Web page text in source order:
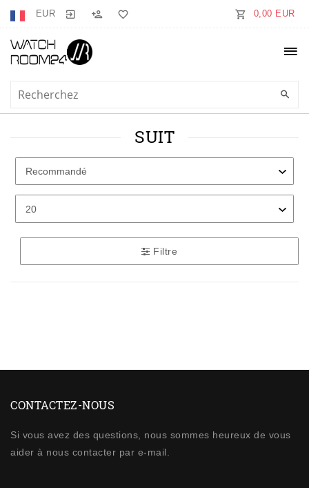
EUR 0,00 EUR
SUIT
Filtre
CONTACTEZ-NOUS
Si vous avez des questions, nous sommes heureux de vous
aider à nous contacter par e-mail.